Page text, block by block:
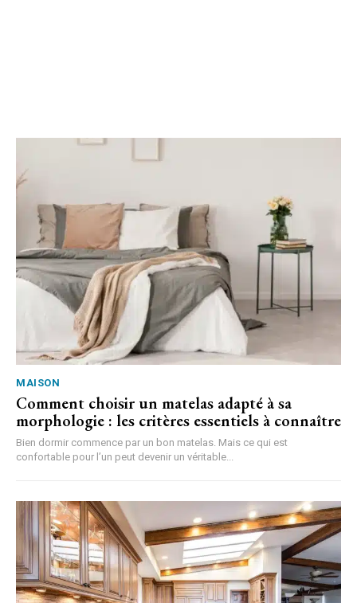
MAISON
Comment choisir un matelas adapté à sa
morphologie : les critères essentiels à connaître
Bien dormir commence par un bon matelas. Mais ce qui est
confortable pour l’un peut devenir un véritable...